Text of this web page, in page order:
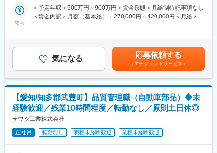
◆キャリアパスについて：
※総合職になるため、技術系業務の間で異動したり、営業や本社管
理部門へ異動するケースもあります。
◆当社に関して：
『バイオから宇宙まで』をキャッチフレーズに掲げ、幅広い事業
領域を持つ機能性化学メーカーです。現在では、機能材料、化
薬、機能食品、ライフサイエンス、防錆の5つの部門へ事業展開を
しています。
変更の範囲：会社の定める業務
す。
＜具体的な業務内容＞
・上記に関する書類作成/法対応
※実施にあたっては、社内外と調整しながら進めていきます
・建築・電気・機械・制御などに関する業務
・上記に関する書類作成/法対応
※社内外の関係者と共に課題を解決しながら進めていきます。
◎DX支援システムの計画・構築などの導入支援
・工場施設における製造管理や品質管理などのシステムの計画/構
給与
＜予定年収＞500万円～900万円＜賃金形態＞月給制特記事項なし
＜賃金内訳＞月額（基本給）：270,000円～420,000円＜月給＞
す。賃金はあくまでも目安の金額であり、選考を通じて上下する
可能性があります。月給(月額)は固定手当を含めた表記です。
気になる 応募依頼する
（エージェントサービス）
【愛知/知多郡武豊町】品質管理職（自動車部品）◆未
経験歓迎／残業10時間程度／転勤なし／原則土日休◎
サワダ工業株式会社
正社員 転勤なし 職種未経験歓迎 業種未経験歓迎